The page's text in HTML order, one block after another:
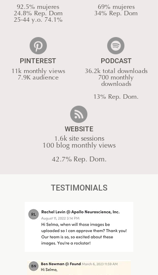
92.5% mujeres
24.8% Rep. Dom
25-44 y.o. 74.1%
PINTEREST
11k monthly views
7.9K audience
69% mujeres
34% Rep. Dom
PODCAST
36.2k total downloads
700 monthly
downloads
13% Rep. Dom.
WEBSITE
1 .6k site sessions
100 blog monthly views
42.7% Rep. Dom.
TESTIMONIALS